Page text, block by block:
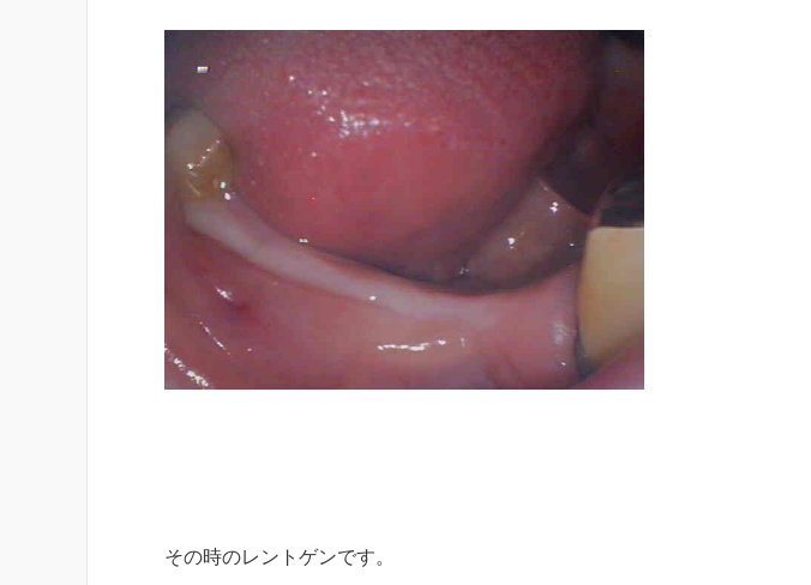
その時のレントゲンです。